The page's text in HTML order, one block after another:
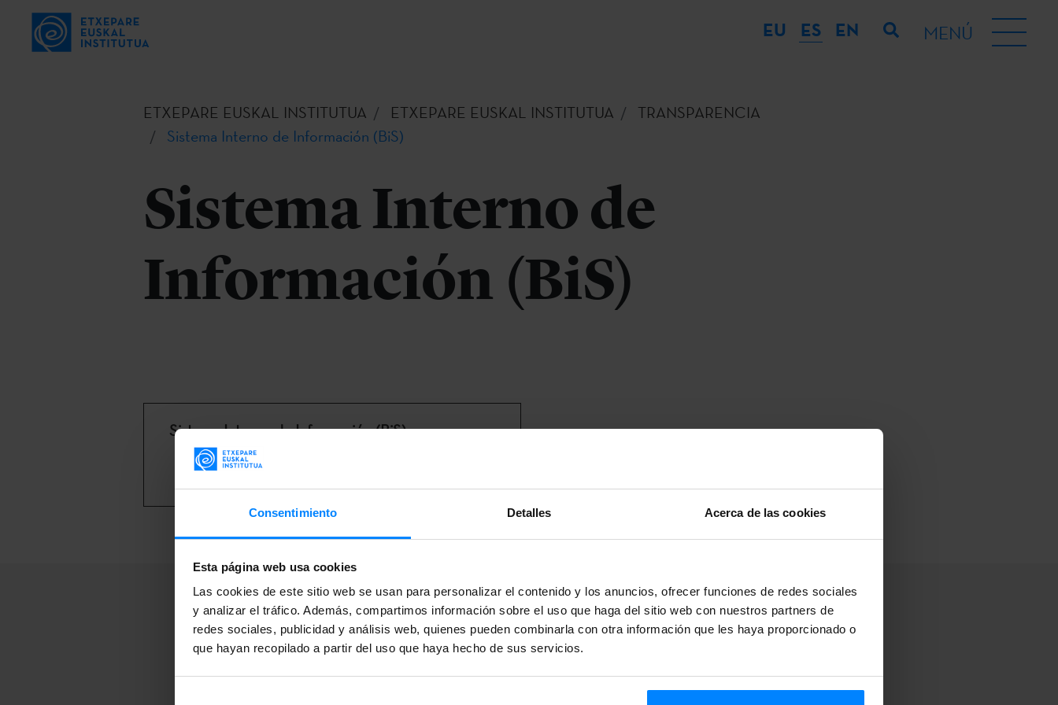
Consentimiento Detalles Acerca de las cookies
Esta página web usa cookies
Las cookies de este sitio web se usan para personalizar el contenido y los anuncios, ofrecer funciones de redes sociales
y analizar el tráfico. Además, compartimos información sobre el uso que haga del sitio web con nuestros partners de
redes sociales, publicidad y análisis web, quienes pueden combinarla con otra información que les haya proporcionado o
que hayan recopilado a partir del uso que haya hecho de sus servicios.
EU ES EN MENÚ
ETXEPARE EUSKAL INSTITUTUA ETXEPARE EUSKAL INSTITUTUA
TRANSPARENCIA
Sistema Interno de Información (BiS)
Sistema Interno de
Información (BiS)
Sistema Interno de Información (BiS)
Nota informativa
Suscríbete a nuestra Newsletter
para recibir más información.